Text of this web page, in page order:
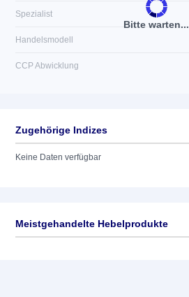
Bitte warten...
Spezialist
Handelsmodell
CCP Abwicklung
Zugehörige Indizes
Keine Daten verfügbar
Meistgehandelte Hebelprodukte